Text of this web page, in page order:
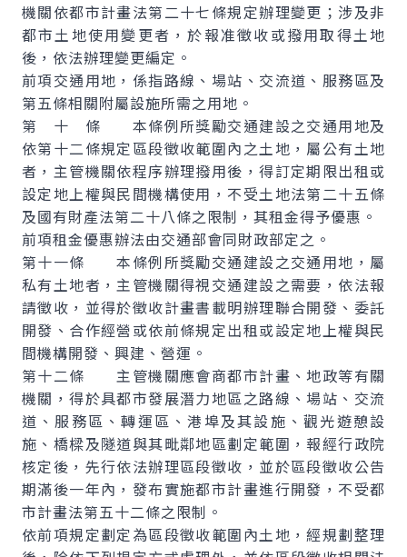
機關依都市計畫法第二十七條規定辦理變更；涉及非
都市土地使用變更者，於報准徵收或撥用取得土地
後，依法辦理變更編定。
前項交通用地，係指路線、場站、交流道、服務區及
第五條相關附屬設施所需之用地。
第 十 條 本條例所獎勵交通建設之交通用地及
依第十二條規定區段徵收範圍內之土地，屬公有土地
者，主管機關依程序辦理撥用後，得訂定期限出租或
設定地上權與民間機構使用，不受土地法第二十五條
及國有財產法第二十八條之限制，其租金得予優惠。
前項租金優惠辦法由交通部會同財政部定之。
第十一條 本條例所獎勵交通建設之交通用地，屬
私有土地者，主管機關得視交通建設之需要，依法報
請徵收，並得於徵收計畫書載明辦理聯合開發、委託
開發、合作經營或依前條規定出租或設定地上權與民
間機構開發、興建、營運。
第十二條 主管機關應會商都市計畫、地政等有關
機關，得於具都市發展潛力地區之路線、場站、交流
道、服務區、轉運區、港埠及其設施、觀光遊憩設
施、橋樑及隧道與其毗鄰地區劃定範圍，報經行政院
核定後，先行依法辦理區段徵收，並於區段徵收公告
期滿後一年內，發布實施都市計畫進行開發，不受都
市計畫法第五十二條之限制。
依前項規定劃定為區段徵收範圍內土地，經規劃整理